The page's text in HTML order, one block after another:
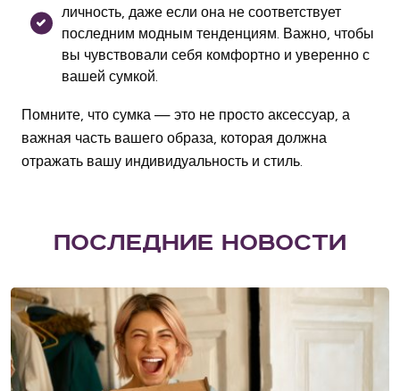
личность, даже если она не соответствует
последним модным тенденциям. Важно, чтобы
вы чувствовали себя комфортно и уверенно с
вашей сумкой.
Помните, что сумка — это не просто аксессуар, а
важная часть вашего образа, которая должна
отражать вашу индивидуальность и стиль.
Последние новости